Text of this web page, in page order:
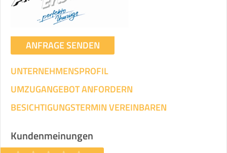
ANFRAGE SENDEN
UNTERNEHMENSPROFIL
UMZUGANGEBOT ANFORDERN
BESICHTIGUNGSTERMIN VEREINBAREN
Kundenmeinungen